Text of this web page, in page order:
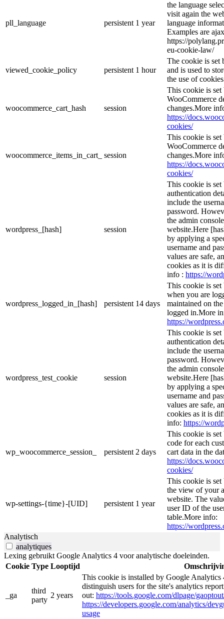
pll_language persistent 1 year
the language
visit again the
language
Examples are
https://
eu-cookie-law/
viewed_cookie_policy persistent 1 hour
The cookie is set
and is used to
the use of
woocommerce_cart_hash session
This cookie is set
WooCommerce
changes.More
https://
cookies/
woocommerce_items_in_cart_ session
This cookie is set
WooCommerce
changes.More
https://
cookies/
wordpress_[hash] session
This cookie is set
authentication
include the
password.
the admin
website.Here
by applying a
username and
values are safe,
cookies as it is
info : https://
wordpress_logged_in_[hash] persistent 14 days
This cookie is set
when you are
maintained on
logged in.More
https://
wordpress_test_cookie session
This cookie is set
authentication
include the
password.
the admin
website.Here
by applying a
username and
values are safe,
cookies as it is
info: https://
wp_woocommerce_session_ persistent 2 days
This cookie is
code for each
cart data in the
https://
cookies/
wp-settings-{time}-[UID] persistent 1 year
This cookie is set
the view of your
website. The
user ID of the
table.More info:
https://
Analytisch
analytiques
Lexing gebruikt Google Analytics 4 voor analytische doeleinden.
Cookie Type Looptijd
_ga
third
party
2 years
This cookie is installed by Google Analytics
distinguish users for the site's analytics
out: https://tools.google.com/dlpage/
https://developers.google.com/analytics/
usage